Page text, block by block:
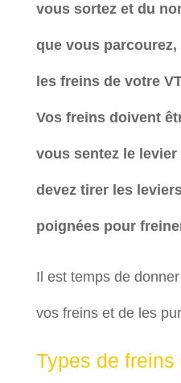
vous sortez et du
que vous
les freins de votre
Vos freins doivent
vous sentez le
devez tirer les
poignées pour
Il est temps de
vos freins et de les
Types de freins